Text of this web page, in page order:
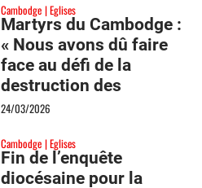
Cambodge Eglises
Martyrs du Cambodge :
« Nous avons dû faire
face au défi de la
destruction des
archives par les
24/03/2026
Cambodge Eglises
Fin de l’enquête
diocésaine pour la